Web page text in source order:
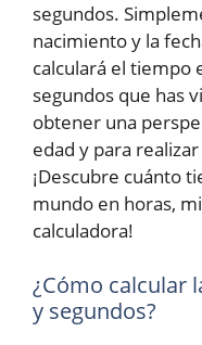
segundos.
nacimiento y la
calculará el tiempo
segundos que has
obtener una
edad y para
¡Descubre cuánto
mundo en horas,
calculadora!
¿Cómo calcular
y segundos?